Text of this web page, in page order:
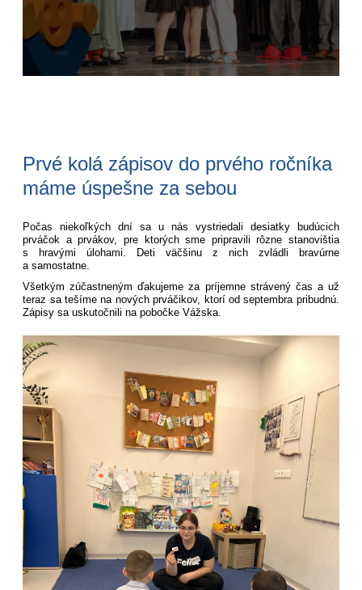
Prvé kolá zápisov do prvého ročníka
máme úspešne za sebou
Počas niekoľkých dní sa u nás vystriedali desiatky budúcich
prváčok a prvákov, pre ktorých sme pripravili rôzne stanovištia
s hravými úlohami. Deti väčšinu z nich zvládli bravúrne
a samostatne.
Všetkým zúčastneným ďakujeme za príjemne strávený čas a už
teraz sa tešíme na nových prváčikov, ktorí od septembra pribudnú.
Zápisy sa uskutočnili na pobočke Vážska.